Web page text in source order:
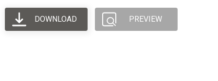
DOWNLOAD PREVIEW